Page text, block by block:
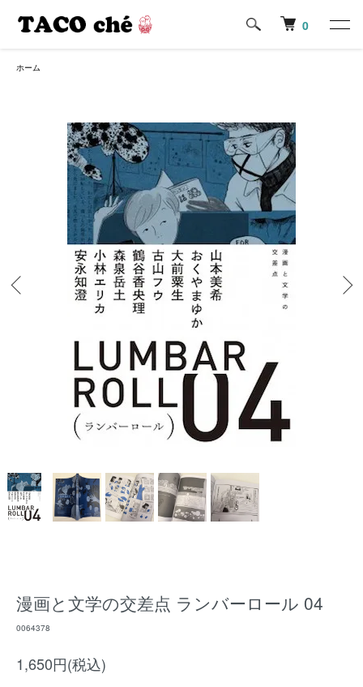
0
ホーム
漫画と文学の交差点 ランバーロール 04
0064378
1,650円(税込)